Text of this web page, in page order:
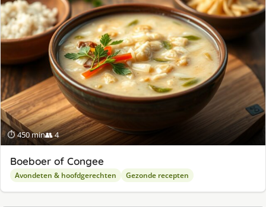
⏱ 450 min👥 4
Boeboer of Congee
Avondeten & hoofdgerechten Gezonde recepten